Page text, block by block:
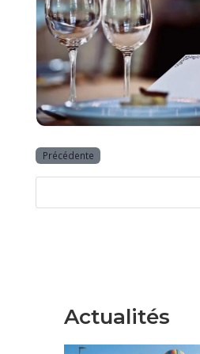
Précédente
Actualités